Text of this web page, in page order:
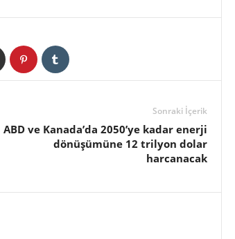
Sonraki İçerik
ABD ve Kanada’da 2050’ye kadar enerji
dönüşümüne 12 trilyon dolar
harcanacak